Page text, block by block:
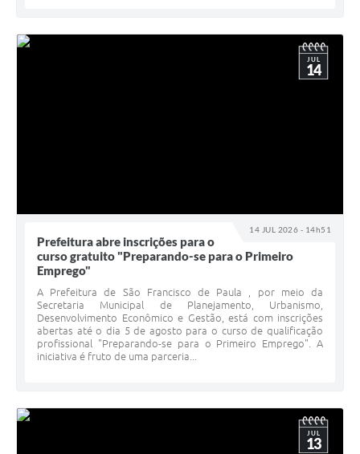
14 JUL 2026 - 14h51
JUL
14
Prefeitura abre inscrições para o
curso gratuito "Preparando-se para o Primeiro
Emprego"
A Prefeitura de São Francisco de Paula , por meio da
Secretaria Municipal de Planejamento, Urbanismo,
Desenvolvimento Econômico e Gestão, está com inscrições
abertas até o dia 5 de agosto para o curso de qualificação
profissional "Preparando-se para o Primeiro Emprego". A
iniciativa é fruto de uma parceria...
JUL
13